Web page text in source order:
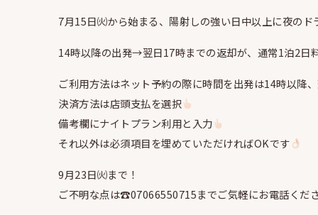
7月15日㈫から始まる、陽射しの強い日中以上に夜の
14時以降の出発→翌日17時までの返却が、通常1泊2日
ご利用方法はネット予約の際に時間を出発は14時以降
決済方法は店頭支払を選択
備考欄にナイトプラン利用と入力
それ以外は必須項目を埋めていただければOKです
9月23日㈫まで！
ご不明な点は☎07066550715までご気軽にお電話くだ